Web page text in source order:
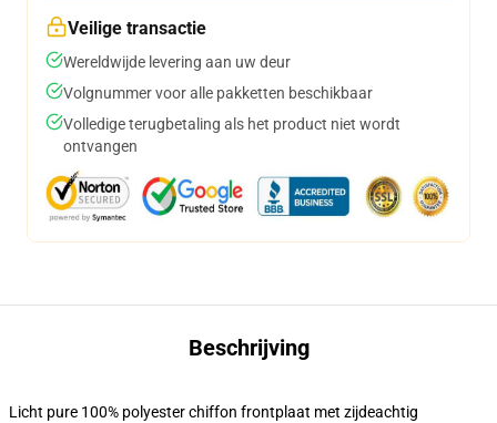
Veilige transactie
Wereldwijde levering aan uw deur
Volgnummer voor alle pakketten beschikbaar
Volledige terugbetaling als het product niet wordt
ontvangen
Beschrijving
Licht pure 100% polyester chiffon frontplaat met zijdeachtig